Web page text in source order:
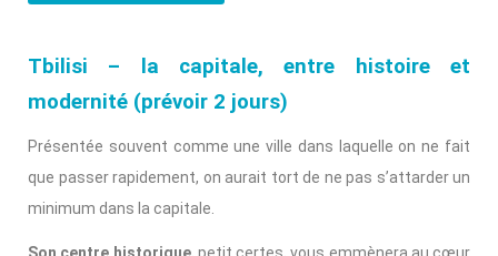
Tbilisi – la capitale, entre histoire et
modernité (prévoir 2 jours)
Présentée souvent comme une ville dans laquelle on ne fait
que passer rapidement, on aurait tort de ne pas s’attarder un
minimum dans la capitale.